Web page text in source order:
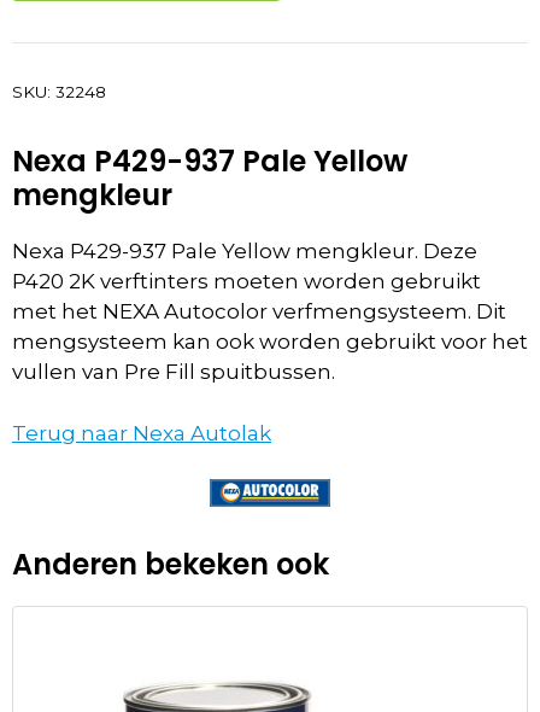
was:
is:
SKU: 32248
Nexa P429-937 Pale Yellow
mengkleur
Nexa P429-937 Pale Yellow mengkleur. Deze
P420 2K verftinters moeten worden gebruikt
met het NEXA Autocolor verfmengsysteem. Dit
mengsysteem kan ook worden gebruikt voor het
vullen van Pre Fill spuitbussen.
Terug naar Nexa Autolak
Anderen bekeken ook